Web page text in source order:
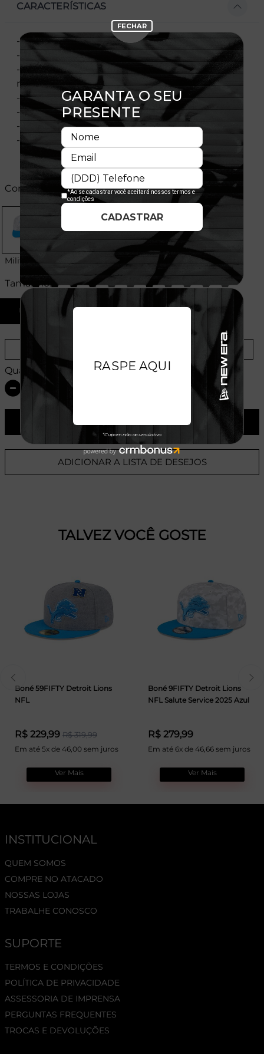
CARACTERÍSTICAS
- Modelo Ajustável
- Aba Curva
- Elastano nas laterais para melhor encaixe e
maior conforto
- Copa estruturada
- Fechamento tipo Snapback
- Licença oficial
- Composição: 100% Algodão
Cores:
Militar
Tamanhos:
U
Provador Virtual Tabela de Medidas
Quantidade:
ADICIONAR AO CARRINHO
ADICIONAR A LISTA DE DESEJOS
TALVEZ VOCÊ GOSTE
Boné 59FIFTY Detroit Lions
NFL
R$ 229,99 R$ 319,99
Em até 5x de 46,00 sem juros
Ver Mais
Boné 9FIFTY Detroit Lions
NFL Salute Service 2025 Azul
R$ 279,99
Em até 6x de 46,66 sem juros
Ver Mais
INSTITUCIONAL
QUEM SOMOS
COMPRE NO ATACADO
NOSSAS LOJAS
TRABALHE CONOSCO
SUPORTE
TERMOS E CONDIÇÕES
POLÍTICA DE PRIVACIDADE
ASSESSORIA DE IMPRENSA
PERGUNTAS FREQUENTES
TROCAS E DEVOLUÇÕES